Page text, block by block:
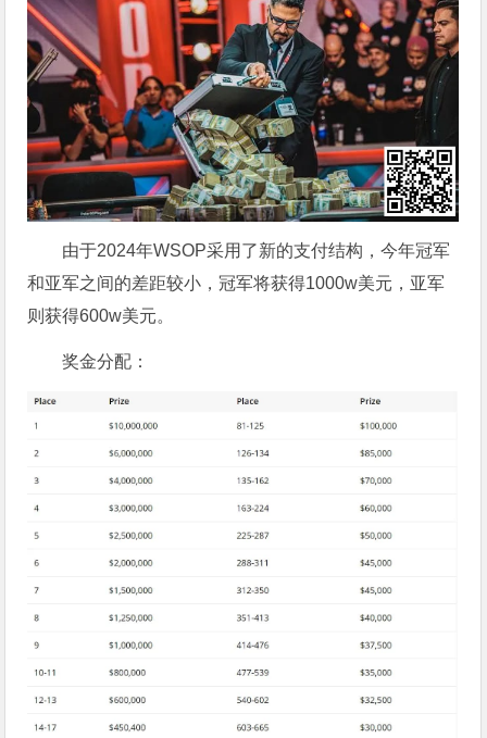
由于2024年WSOP采用了新的支付结构，今年冠军
和亚军之间的差距较小，冠军将获得1000w美元，亚军
则获得600w美元。
奖金分配：